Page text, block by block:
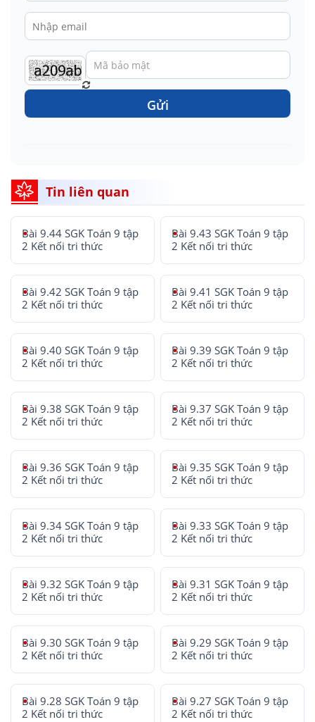
Gửi
Tin liên quan
Bài 9.44 SGK Toán 9 tập
2 Kết nối tri thức
Bài 9.43 SGK Toán 9 tập
2 Kết nối tri thức
Bài 9.42 SGK Toán 9 tập
2 Kết nối tri thức
Bài 9.41 SGK Toán 9 tập
2 Kết nối tri thức
Bài 9.40 SGK Toán 9 tập
2 Kết nối tri thức
Bài 9.39 SGK Toán 9 tập
2 Kết nối tri thức
Bài 9.38 SGK Toán 9 tập
2 Kết nối tri thức
Bài 9.37 SGK Toán 9 tập
2 Kết nối tri thức
Bài 9.36 SGK Toán 9 tập
2 Kết nối tri thức
Bài 9.35 SGK Toán 9 tập
2 Kết nối tri thức
Bài 9.34 SGK Toán 9 tập
2 Kết nối tri thức
Bài 9.33 SGK Toán 9 tập
2 Kết nối tri thức
Bài 9.32 SGK Toán 9 tập
2 Kết nối tri thức
Bài 9.31 SGK Toán 9 tập
2 Kết nối tri thức
Bài 9.30 SGK Toán 9 tập
2 Kết nối tri thức
Bài 9.29 SGK Toán 9 tập
2 Kết nối tri thức
Bài 9.28 SGK Toán 9 tập
2 Kết nối tri thức
Bài 9.27 SGK Toán 9 tập
2 Kết nối tri thức